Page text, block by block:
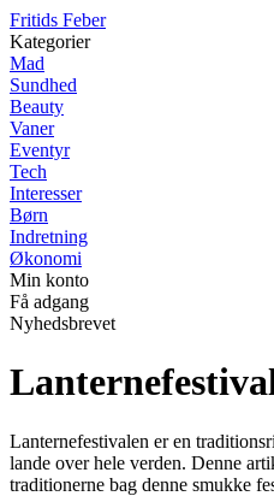
Fritids Feber
Kategorier
Mad
Sundhed
Beauty
Vaner
Eventyr
Tech
Interesser
Børn
Indretning
Økonomi
Min konto
Få adgang
Nyhedsbrevet
Lanternefestivalen er en
lande over hele verden. Denne
traditionerne bag denne smukke